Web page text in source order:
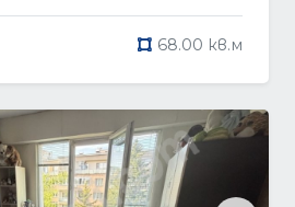
68.00 кв.м